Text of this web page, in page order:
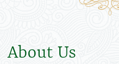
About Us